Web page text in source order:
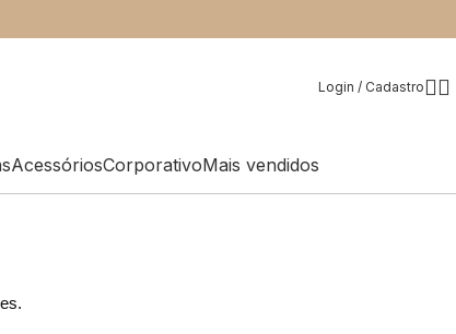
Login / Cadastro
AcessóriosCorporativoMais vendidos